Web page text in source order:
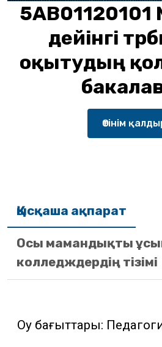
5AB01120101
дейінгі
оқытудың
Өтінім
Қысқаша ақпарат
Осы мамандықты
колледждердің тізімі
Оқу бағыттары: